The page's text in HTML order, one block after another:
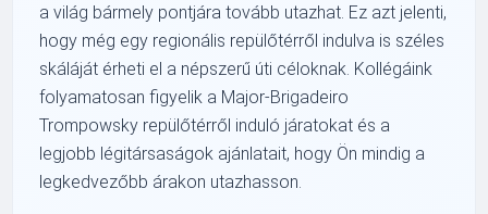
a világ bármely pontjára tovább utazhat. Ez azt jelenti,
hogy még egy regionális repülőtérről indulva is széles
skáláját érheti el a népszerű úti céloknak. Kollégáink
folyamatosan figyelik a Major-Brigadeiro
Trompowsky repülőtérről induló járatokat és a
legjobb légitársaságok ajánlatait, hogy Ön mindig a
legkedvezőbb árakon utazhasson.